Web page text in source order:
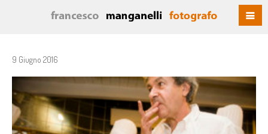
9 Giugno 2016